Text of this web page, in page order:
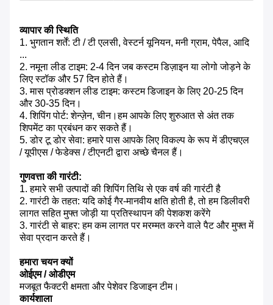
व्यापार की स्थिति
1. भुगतान शर्तें: टी / टी एलसी, वेस्टर्न यूनियन, मनी ग्राम, पेपैल, आदि
...
2. नमूना लीड टाइम: 2-4 दिन जब कस्टम डिज़ाइन या लोगो जोड़ने के
लिए स्टॉक और 57 दिन होते हैं।
3. मास प्रोडक्शन लीड टाइम: कस्टम डिजाइन के लिए 20-25 दिन
और 30-35 दिन।
4. शिपिंग पोर्ट: शेन्ज़ेन, चीन।हम आपके लिए शुरुआत से अंत तक
शिपमेंट का प्रबंधन कर सकते हैं।
5. डोर टू डोर सेवा: हमारे पास आपके लिए विकल्प के रूप में डीएचएल
/ यूपीएस / फेडेक्स / टीएनटी द्वारा अच्छे चैनल हैं।
गुणवत्ता की गारंटी:
1. हमारे सभी उत्पादों की शिपिंग तिथि से एक वर्ष की गारंटी है
2. गारंटी के तहत: यदि कोई गैर-मानवीय क्षति होती है, तो हम डिलीवरी
लागत सहित मुफ्त जोड़ी या प्रतिस्थापन की पेशकश करेंगे
3. गारंटी से बाहर: हम कम लागत पर मरम्मत करने वाले पैट और मुफ्त में
सेवा प्रदान करते हैं।
हमारा चयन क्यों
ओईएम / ओडीएम
मजबूत फैक्टरी क्षमता और पेशेवर डिजाइन टीम।
कार्यशाला